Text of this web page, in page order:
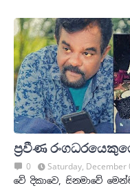
ප්‍රවීණ
0
Saturday, December
වේ දිකාවෙ, සිනමාවේ